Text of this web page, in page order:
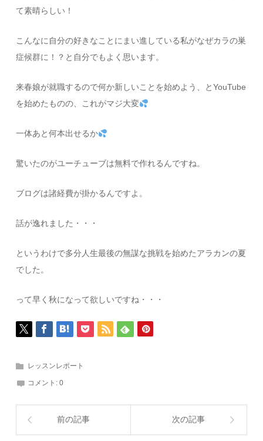
て素晴らしい！
こんなに自分の好きなことにまい進している私がなぜカラの巣
症候群に！？と自分でもよく思います。
来春娘が就職するので何か新しいことを始めよう、とYouTube
を始めたものの、これがマジ大変
一体あと何本出せるか
驚いたのがユーチューブは無料で作れるんですね。
ブログは諸経費が掛かるんですよ。
話が逸れました・・・
というわけで多分人生最後の無謀な挑戦を始めたアラカンの夏
でした。
って早く秋になって欲しいですね・・・
レッスンレポート
コメント:0
前の記事 次の記事